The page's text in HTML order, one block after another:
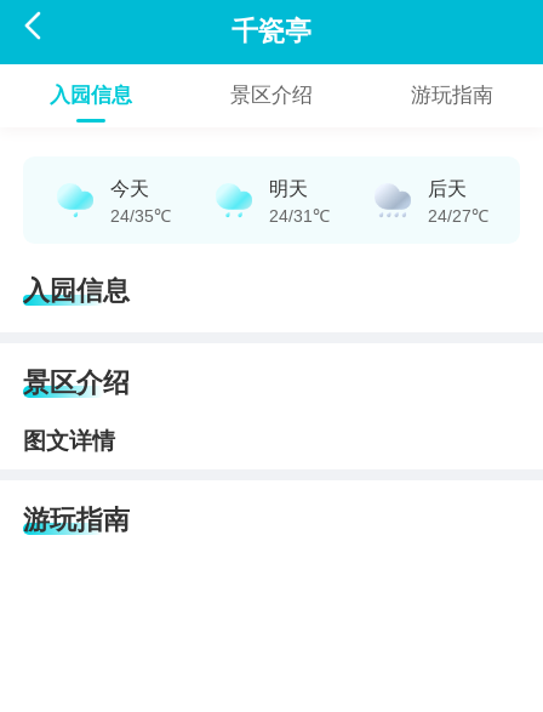
 千瓷亭
入园信息 景区介绍 游玩指南
今天
24/35℃
明天
24/31℃
后天
24/27℃
入园信息
景区介绍
图文详情
游玩指南